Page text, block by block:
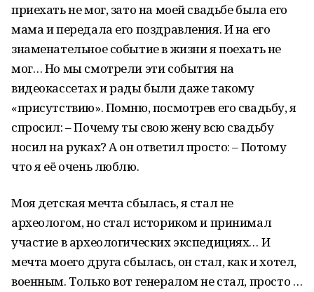
приехать не мог, зато на моей свадьбе была его
мама и передала его поздравления. И на его
знаменательное событие в жизни я поехать не
мог… Но мы смотрели эти события на
видеокассетах и рады были даже такому
«присутствию». Помню, посмотрев его свадьбу, я
спросил: – Почему ты свою жену всю свадьбу
носил на руках? А он ответил просто: – Потому
что я её очень люблю.
Моя детская мечта сбылась, я стал не
археологом, но стал историком и принимал
участие в археологических экспедициях… И
мечта моего друга сбылась, он стал, как и хотел,
военным. Только вот генералом не стал, просто …